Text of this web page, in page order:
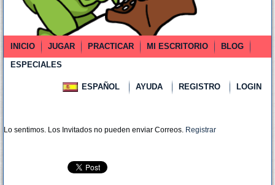
INICIO JUGAR PRACTICAR MI ESCRITORIO
BLOG
ESPECIALES
ESPAÑOL AYUDA REGISTRO LOGIN
Lo sentimos. Los Invitados no pueden enviar Correos. Registrar